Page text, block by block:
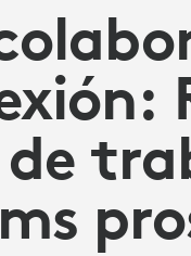
de